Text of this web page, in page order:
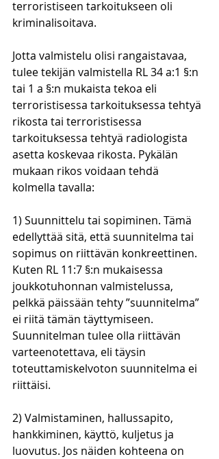
terroristiseen tarkoitukseen oli
kriminalisoitava.
Jotta valmistelu olisi rangaistavaa,
tulee tekijän valmistella RL 34 a:1 §:n
tai 1 a §:n mukaista tekoa eli
terroristisessa tarkoituksessa tehtyä
rikosta tai terroristisessa
tarkoituksessa tehtyä radiologista
asetta koskevaa rikosta. Pykälän
mukaan rikos voidaan tehdä
kolmella tavalla:
1) Suunnittelu tai sopiminen. Tämä
edellyttää sitä, että suunnitelma tai
sopimus on riittävän konkreettinen.
Kuten RL 11:7 §:n mukaisessa
joukkotuhonnan valmistelussa,
pelkkä päissään tehty ”suunnitelma”
ei riitä tämän täyttymiseen.
Suunnitelman tulee olla riittävän
varteenotettava, eli täysin
toteuttamiskelvoton suunnitelma ei
riittäisi.
2) Valmistaminen, hallussapito,
hankkiminen, käyttö, kuljetus ja
luovutus. Jos näiden kohteena on